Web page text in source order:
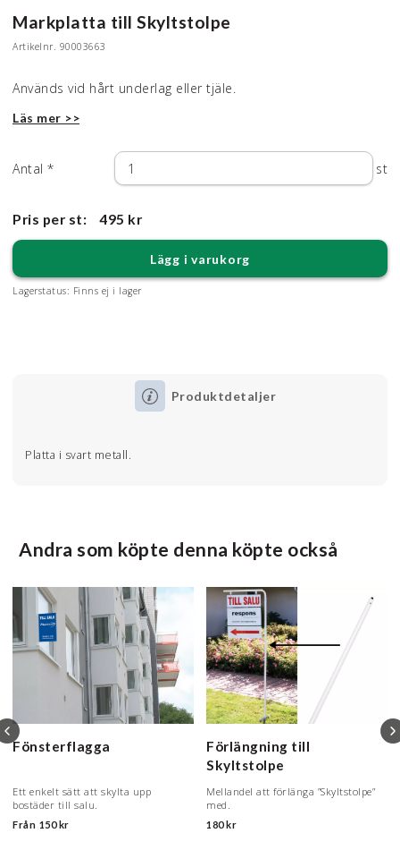
Markplatta till Skyltstolpe
Artikelnr. 90003663
Används vid hårt underlag eller tjäle.
Läs mer >>
Antal * st
Pris per st: 495 kr
Lägg i varukorg
Lagerstatus: Finns ej i lager
Produktdetaljer
Platta i svart metall.
Andra som köpte denna köpte också
Fönsterflagga
Ett enkelt sätt att skylta upp
bostäder till salu.
Från 150 kr
Förlängning till
Skyltstolpe
Mellandel att förlänga ”Skyltstolpe”
med.
180 kr